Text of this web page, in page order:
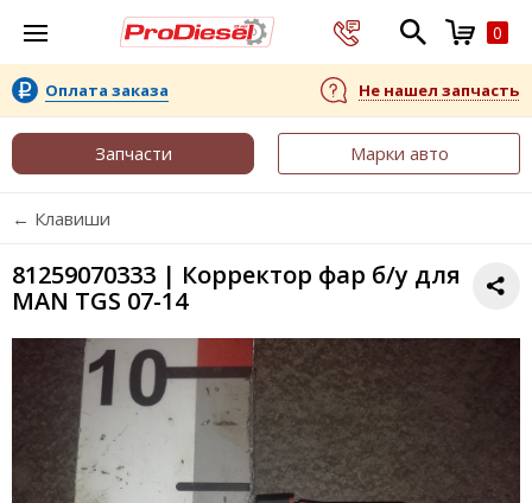
0
Оплата заказа Не нашел запчасть
Запчасти Марки авто
← Клавиши
81259070333 | Корректор фар б/у для
MAN TGS 07-14